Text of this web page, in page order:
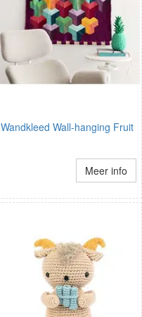
Wandkleed Wall-hanging Fruit
Meer info